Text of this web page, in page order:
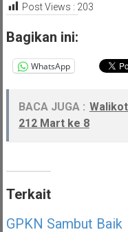
Post Views : 203
Bagikan ini:
WhatsApp
BACA JUGA :
212 Mart ke 8
Terkait
GPKN Sambut Baik